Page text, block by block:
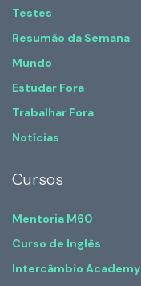
Testes
Resumão da Semana
Mundo
Estudar Fora
Trabalhar Fora
Notícias
Cursos
Mentoria M60
Curso de Inglês
Intercâmbio Academy